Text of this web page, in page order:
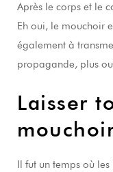
Après le corps et le
Eh oui, le mouchoir
également à
propagande, plus
Laisser
Il fut un temps où